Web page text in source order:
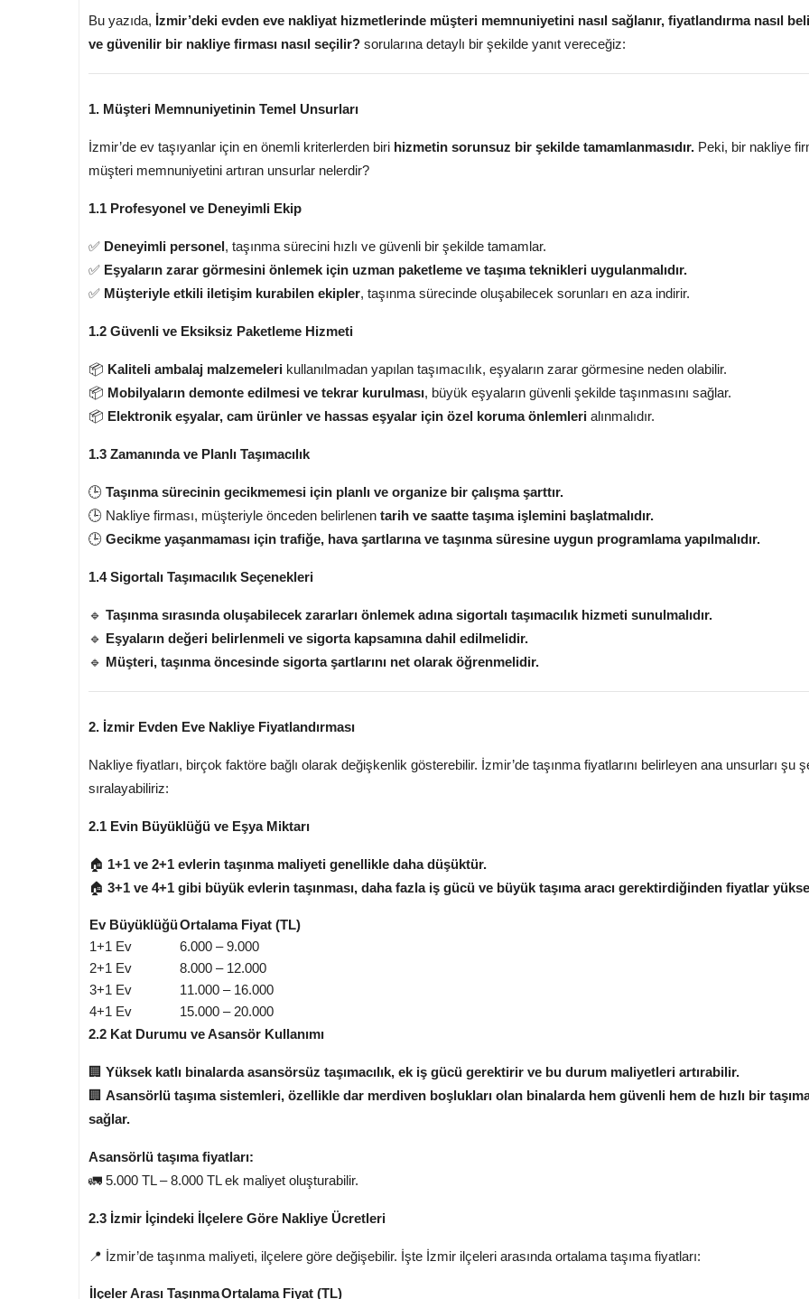
Bu yazıda, İzmir’deki evden eve nakliyat hizmetlerinde müşteri memnuniyetini nasıl sağlanır, fiyatlandırma nasıl
ve güvenilir bir nakliye firması nasıl seçilir? sorularına detaylı bir şekilde yanıt vereceğiz:
1. Müşteri Memnuniyetinin Temel Unsurları
İzmir’de ev taşıyanlar için en önemli kriterlerden biri hizmetin sorunsuz bir şekilde tamamlanmasıdır. Peki, bir nakliye
müşteri memnuniyetini artıran unsurlar nelerdir?
1.1 Profesyonel ve Deneyimli Ekip
✅ Deneyimli personel, taşınma sürecini hızlı ve güvenli bir şekilde tamamlar.
✅ Eşyaların zarar görmesini önlemek için uzman paketleme ve taşıma teknikleri uygulanmalıdır.
✅ Müşteriyle etkili iletişim kurabilen ekipler, taşınma sürecinde oluşabilecek sorunları en aza indirir.
1.2 Güvenli ve Eksiksiz Paketleme Hizmeti
📦 Kaliteli ambalaj malzemeleri kullanılmadan yapılan taşımacılık, eşyaların zarar görmesine neden olabilir.
📦 Mobilyaların demonte edilmesi ve tekrar kurulması, büyük eşyaların güvenli şekilde taşınmasını sağlar.
📦 Elektronik eşyalar, cam ürünler ve hassas eşyalar için özel koruma önlemleri alınmalıdır.
1.3 Zamanında ve Planlı Taşımacılık
🕒 Taşınma sürecinin gecikmemesi için planlı ve organize bir çalışma şarttır.
🕒 Nakliye firması, müşteriyle önceden belirlenen tarih ve saatte taşıma işlemini başlatmalıdır.
🕒 Gecikme yaşanmaması için trafiğe, hava şartlarına ve taşınma süresine uygun programlama yapılmalıdır.
1.4 Sigortalı Taşımacılık Seçenekleri
🔹 Taşınma sırasında oluşabilecek zararları önlemek adına sigortalı taşımacılık hizmeti sunulmalıdır.
🔹 Eşyaların değeri belirlenmeli ve sigorta kapsamına dahil edilmelidir.
🔹 Müşteri, taşınma öncesinde sigorta şartlarını net olarak öğrenmelidir.
2. İzmir Evden Eve Nakliye Fiyatlandırması
Nakliye fiyatları, birçok faktöre bağlı olarak değişkenlik gösterebilir. İzmir’de taşınma fiyatlarını belirleyen ana unsurları şu
sıralayabiliriz:
2.1 Evin Büyüklüğü ve Eşya Miktarı
🏠 1+1 ve 2+1 evlerin taşınma maliyeti genellikle daha düşüktür.
🏠 3+1 ve 4+1 gibi büyük evlerin taşınması, daha fazla iş gücü ve büyük taşıma aracı gerektirdiğinden fiyatlar
Ev BüyüklüğüOrtalama Fiyat (TL)
1+1 Ev
6.000 – 9.000
2+1 Ev
8.000 – 12.000
3+1 Ev
11.000 – 16.000
4+1 Ev
15.000 – 20.000
2.2 Kat Durumu ve Asansör Kullanımı
🏢 Yüksek katlı binalarda asansörsüz taşımacılık, ek iş gücü gerektirir ve bu durum maliyetleri artırabilir.
🏢 Asansörlü taşıma sistemleri, özellikle dar merdiven boşlukları olan binalarda hem güvenli hem de hızlı bir
sağlar.
Asansörlü taşıma fiyatları:
🚛 5.000 TL – 8.000 TL ek maliyet oluşturabilir.
2.3 İzmir İçindeki İlçelere Göre Nakliye Ücretleri
📍 İzmir’de taşınma maliyeti, ilçelere göre değişebilir. İşte İzmir ilçeleri arasında ortalama taşıma fiyatları:
İlçeler Arası TaşınmaOrtalama Fiyat (TL)